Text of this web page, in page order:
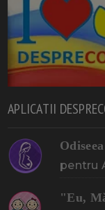
APLICATII
pentru
"Eu,